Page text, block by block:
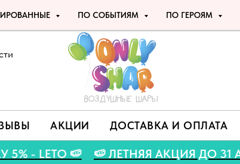
ПО СОБЫТИЯМ ПО ГЕРОЯМ
АКЦИИ ДОСТАВКА И ОПЛАТА
5% - LETO 🍉 🍉 ЛЕТНЯЯ АКЦИЯ ДО